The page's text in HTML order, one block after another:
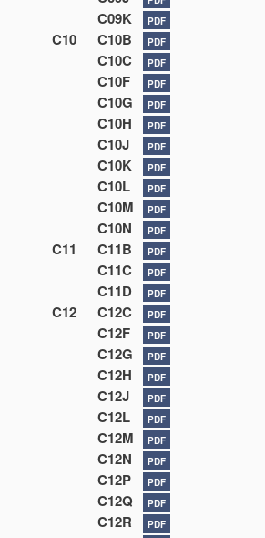
C09K PDF
C10 C10B PDF
C10C PDF
C10F PDF
C10G PDF
C10H PDF
C10J PDF
C10K PDF
C10L PDF
C10M PDF
C10N PDF
C11 C11B PDF
C11C PDF
C11D PDF
C12 C12C PDF
C12F PDF
C12G PDF
C12H PDF
C12J PDF
C12L PDF
C12M PDF
C12N PDF
C12P PDF
C12Q PDF
C12R PDF